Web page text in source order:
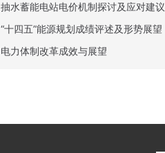
抽水蓄能电站电价机制探讨及应对建议
“十四五”能源规划成绩评述及形势展望
电力体制改革成效与展望